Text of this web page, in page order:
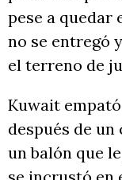
pese a quedar
no se entregó
el terreno de
Kuwait
después de
un balón que